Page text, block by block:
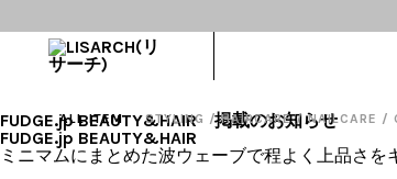
ALL ITEM STYLING /HAIRCARE/NAILCARE /
FUDGE.jp BEAUTY&HAIR 掲載のお知らせ
FUDGE.jp BEAUTY&HAIR
ミニマムにまとめた波ウェーブで程よく上品さを